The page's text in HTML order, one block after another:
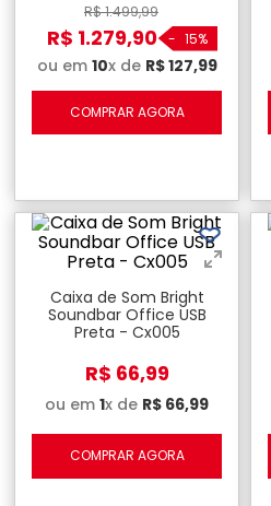
R$1.499,99
R$ 1.279,90 - 15%
ou em 10x de R$127,99
COMPRAR AGORA
Caixa de Som Bright
Soundbar Office USB
Preta - Cx005
R$ 66,99
ou em 1x de R$ 66,99
COMPRAR AGORA